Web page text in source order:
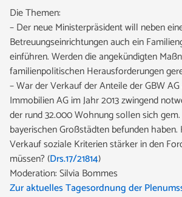
Die Themen:
– Der neue Ministerpräsident will neben
Betreuungseinrichtungen auch ein
einführen. Werden die angekündigten
familienpolitischen Herausforderungen
– War der Verkauf der Anteile der GBW
Immobilien AG im Jahr 2013 zwingend
der rund 32.000 Wohnung sollen sich
bayerischen Großstädten befunden
Verkauf soziale Kriterien stärker in den
müssen? (Drs.17/21814)
Moderation: Silvia Bommes
Zur aktuelles Tagesordnung der